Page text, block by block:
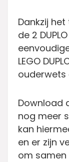
Dankzij
de 2
LEGO
ouderwets
Download
nog meer
kan
en er zijn
om